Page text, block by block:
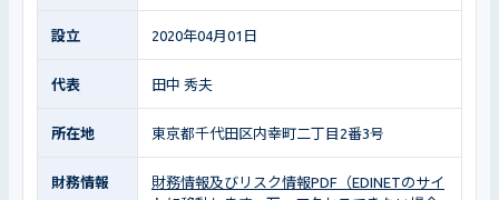
設立 2020年04月01日
代表 田中 秀夫
所在地 東京都千代田区内幸町二丁目2番3号
財務情報
財務情報及びリスク情報PDF（EDINETのサイ